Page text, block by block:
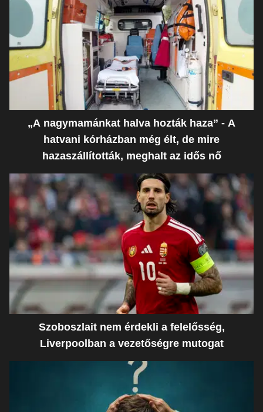
„A nagymamánkat halva hozták haza” - A
hatvani kórházban még élt, de mire
hazaszállították, meghalt az idős nő
Szoboszlait nem érdekli a felelősség,
Liverpoolban a vezetőségre mutogat